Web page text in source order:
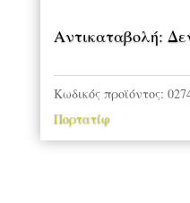
Αντικαταβολή:
Κωδικός προϊόντος:
Πορτατίφ